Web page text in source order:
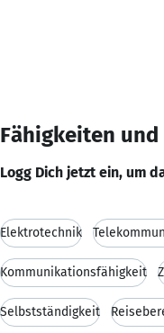
Fähigkeiten
Logg Dich jetzt ein, um
Elektrotechnik
Kommunikationsfähigkeit
Selbstständigkeit